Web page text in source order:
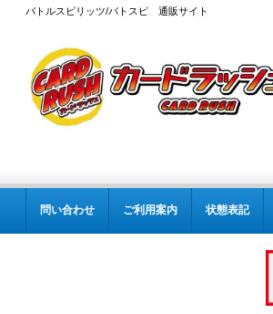
バトルスピリッツ/バトスピ 通販サイト
問い合わせ ご利用案内 状態表記